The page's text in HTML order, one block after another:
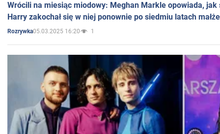
Wrócili na miesiąc miodowy: Meghan Markle opowiada, jak
Harry zakochał się w niej ponownie po siedmiu latach
Rozrywka05.03.2025 16:20 1